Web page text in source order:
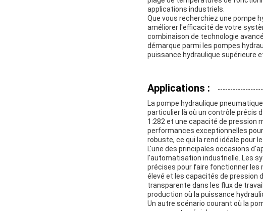
applications industriels.
Que vous recherchiez une pompe
améliorer l'efficacité de votre
combinaison de technologie
démarque parmi les pompes
puissance hydraulique supérieure
Applications :
La pompe hydraulique
particulier là où un contrôle précis
1:282 et une capacité de pression
performances exceptionnelles
robuste, ce qui la rend idéale pour
L'une des principales occasions
l'automatisation industrielle. Les
précises pour faire fonctionner
élevé et les capacités de pression
transparente dans les flux de
production où la puissance
Un autre scénario courant où la